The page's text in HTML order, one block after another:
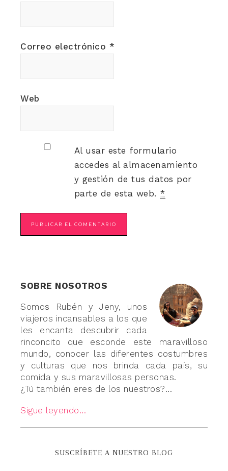
Correo electrónico *
Web
Al usar este formulario
accedes al almacenamiento
y gestión de tus datos por
parte de esta web. *
SOBRE NOSOTROS
Somos Rubén y Jeny, unos
viajeros incansables a los que
les encanta descubrir cada
rinconcito que esconde este maravilloso
mundo, conocer las diferentes costumbres
y culturas que nos brinda cada país, su
comida y sus maravillosas personas.
¿Tú también eres de los nuestros?...
Sigue leyendo...
SUSCRÍBETE A NUESTRO BLOG